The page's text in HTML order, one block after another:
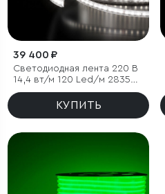
39 400 ₽
Светодиодная лента 220 В
14,4 вт/м 120 Led/м 2835
IP65, холодный белый
6500K, 50 мКУПИТЬ